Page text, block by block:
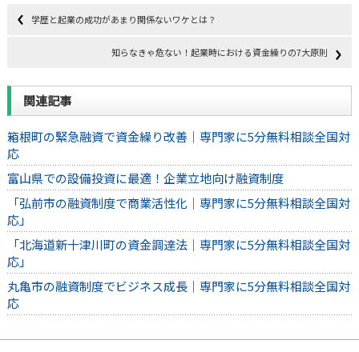
学歴と起業の成功があまり関係ないワケとは？
知らなきゃ危ない！起業時における資金繰りの7大原則
関連記事
箱根町の緊急融資で資金繰り改善｜専門家に5分無料相談全国対
応
富山県での設備投資に最適！企業立地向け融資制度
「弘前市の融資制度で商業活性化｜専門家に5分無料相談全国対
応」
「北海道新十津川町の資金調達法｜専門家に5分無料相談全国対
応」
丸亀市の融資制度でビジネス成長｜専門家に5分無料相談全国対
応